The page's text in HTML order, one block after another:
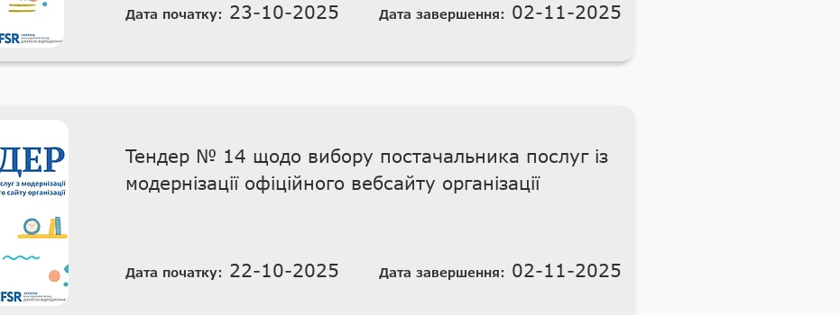
Дата початку: 23-10-2025 Дата завершення: 02-11-2025
Тендер № 14 щодо вибору постачальника послуг із
модернізації офіційного вебсайту організації
Дата початку: 22-10-2025 Дата завершення: 02-11-2025